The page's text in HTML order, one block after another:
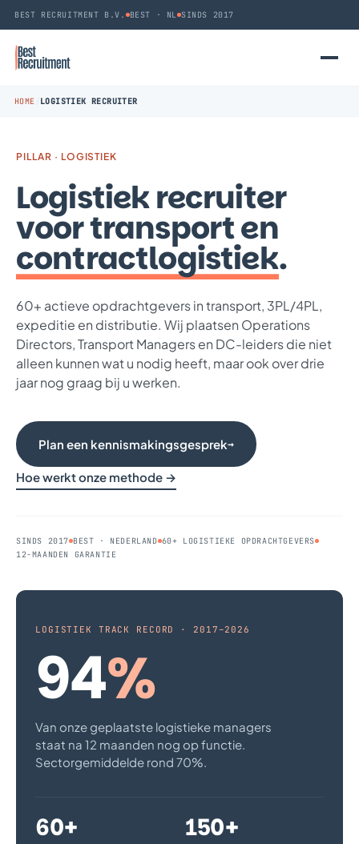
BEST RECRUITMENT B.V. BEST · NL SINDS 2017
HOME LOGISTIEK RECRUITER
PILLAR · LOGISTIEK
Logistiek recruiter
voor transport en
contractlogistiek.
60+ actieve opdrachtgevers in transport, 3PL/4PL,
expeditie en distributie. Wij plaatsen Operations
Directors, Transport Managers en DC-leiders die niet
alleen kunnen wat u nodig heeft, maar ook over drie
jaar nog graag bij u werken.
Plan een kennismakingsgesprek→
Hoe werkt onze methode →
SINDS 2017 BEST · NEDERLAND 60+ LOGISTIEKE OPDRACHTGEVERS
12-MAANDEN GARANTIE
LOGISTIEK TRACK RECORD · 2017–2026
94%
Van onze geplaatste logistieke managers
staat na 12 maanden nog op functie.
Sectorgemiddelde rond 70%.
60+ 150+